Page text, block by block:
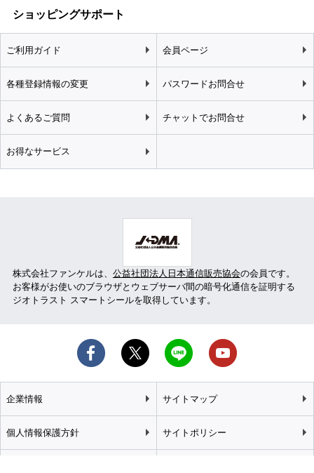
ショッピングサポート
ご利用ガイド 会員ページ
各種登録情報の変更 パスワードお問合せ
よくあるご質問 チャットでお問合せ
お得なサービス
株式会社ファンケルは、 公益社団法人日本通信販売協会の会員です。
お客様がお使いのブラウザとウェブサーバ間の暗号化通信を証明する
ジオトラスト スマートシールを取得しています。
企業情報 サイトマップ
個人情報保護方針 サイトポリシー